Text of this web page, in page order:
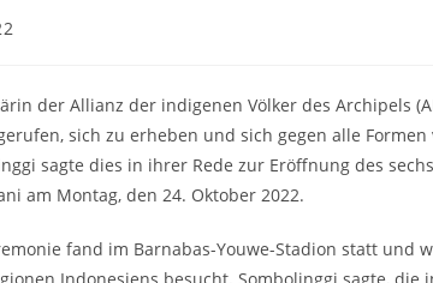
der Allianz der indigenen Völker des Archipels
sich zu erheben und sich gegen alle
sagte dies in ihrer Rede zur Eröffnung des
am Montag, den 24. Oktober 2022.
fand im Barnabas-Youwe-Stadion statt und